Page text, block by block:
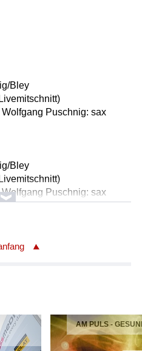
Bley
Puschnig: sax
Bley
Puschnig: sax
Bley
AM PULS -